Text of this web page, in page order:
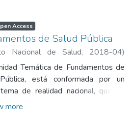
en cuenta los determinantes
la salud
Access
de Salud Pública
Nacional de Salud, 2018-04)
Calderón, Alicia ;Vásquez León,
;
Vásquez Arangoitia, Claudia
Moreno Gutiérrez, Diamantina Lorgia
Norka Hilda
Temática de Fundamentos de
está conformada por un
de realidad nacional, que da
repercusiones de la pobreza y la
more